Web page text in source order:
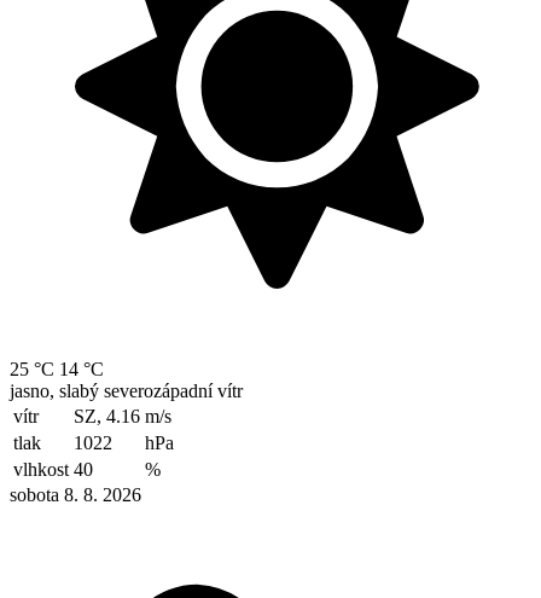
25 °C 14 °C
jasno, slabý severozápadní vítr
vítr
SZ, 4.16 m/s
tlak
1022
hPa
vlhkost 40
%
sobota 8. 8. 2026